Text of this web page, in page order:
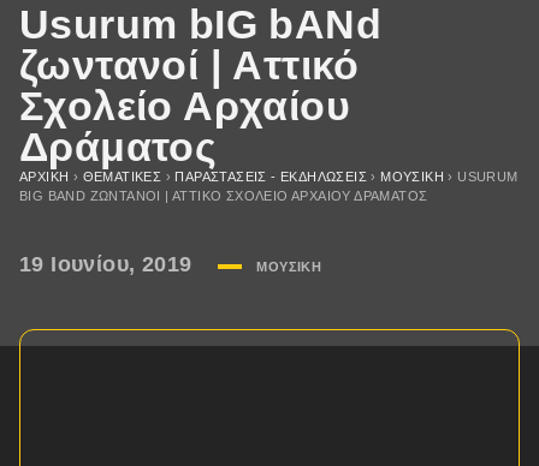
Usurum bIG bANd
ζωντανοί | Αττικό
Σχολείο Αρχαίου
Δράματος
ΑΡΧΙΚΉ › ΘΕΜΑΤΙΚΈΣ › ΠΑΡΑΣΤΆΣΕΙΣ - ΕΚΔΗΛΏΣΕΙΣ › ΜΟΥΣΙΚΉ › USURUM
BIG BAND ΖΩΝΤΑΝΟΊ | ΑΤΤΙΚΌ ΣΧΟΛΕΊΟ ΑΡΧΑΊΟΥ ΔΡΆΜΑΤΟΣ
19 Ιουνίου, 2019 ΜΟΥΣΙΚΉ